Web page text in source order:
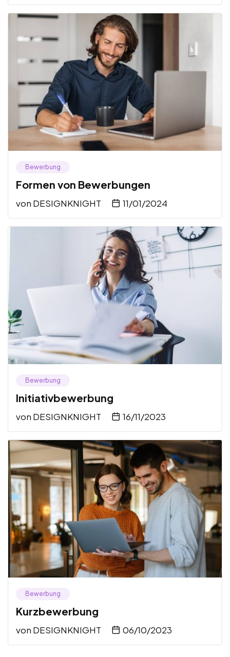
Bewerbung
Formen von Bewerbungen
von DESIGNKNIGHT 11/01/2024
Bewerbung
Initiativbewerbung
von DESIGNKNIGHT 16/11/2023
Bewerbung
Kurzbewerbung
von DESIGNKNIGHT 06/10/2023